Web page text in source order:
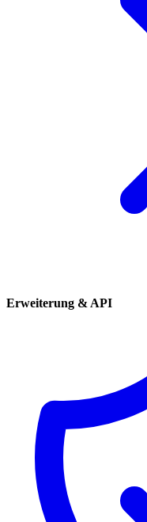
Erweiterung & API